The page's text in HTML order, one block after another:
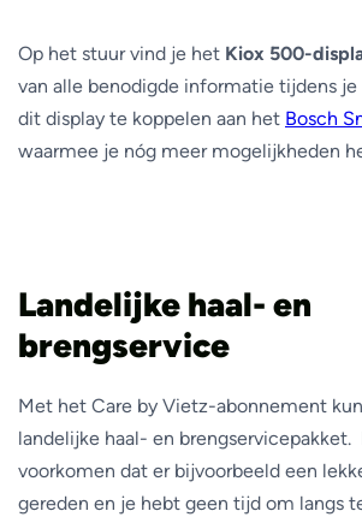
Op het stuur vind je het Kiox 500-
van alle benodigde informatie tijdens je
dit display te koppelen aan het Bosch
waarmee je nóg meer mogelijkheden
Landelijke haal- en
brengservice
Met het Care by Vietz-abonnement
landelijke haal- en
voorkomen dat er bijvoorbeeld een
gereden en je hebt geen tijd om langs